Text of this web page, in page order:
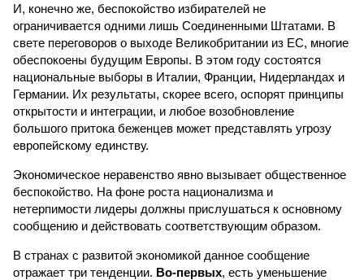
И, конечно же, беспокойство избирателей не
ограничивается одними лишь Соединенными Штатами. В
свете переговоров о выходе Великобритании из ЕС, многие
обеспокоены будущим Европы. В этом году состоятся
национальные выборы в Италии, Франции, Нидерландах и
Германии. Их результаты, скорее всего, оспорят принципы
открытости и интеграции, и любое возобновление
большого притока беженцев может представлять угрозу
европейскому единству.
Экономическое неравенство явно вызывает общественное
беспокойство. На фоне роста национализма и
нетерпимости лидеры должны прислушаться к основному
сообщению и действовать соответствующим образом.
В странах с развитой экономикой данное сообщение
отражает три тенденции. Во-первых, есть уменьшение